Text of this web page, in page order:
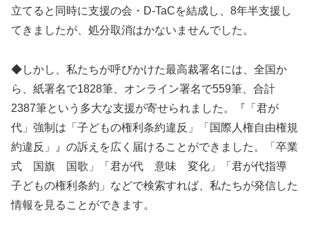
立てると同時に支援の会・D-TaCを結成し、8年半支援し
てきましたが、処分取消はかないませんでした。
◆しかし、私たちが呼びかけた最高裁署名には、全国か
ら、紙署名で1828筆、オンライン署名で559筆、合計
2387筆という多大な支援が寄せられました。『「君が
代」強制は「子どもの権利条約違反」「国際人権自由権規
約違反」』の訴えを広く届けることができました。「卒業
式 国旗 国歌」「君が代 意味 変化」「君が代指導
子どもの権利条約」などで検索すれば、私たちが発信した
情報を見ることができます。